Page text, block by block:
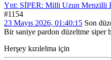
Ynt: SİPER: Milli Uzun Menzilli
#1154
23 Mayıs 2026, 01:40:15 Son
Bir saniye pardon düzeltme siper
Herşey kızılelma için